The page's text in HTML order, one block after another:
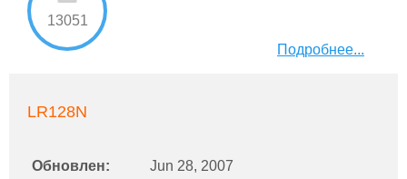
13051
Подробнее...
LR128N
Обновлен: Jun 28, 2007